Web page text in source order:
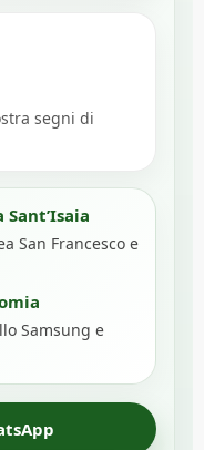
segni di
San Francesco e
Samsung e